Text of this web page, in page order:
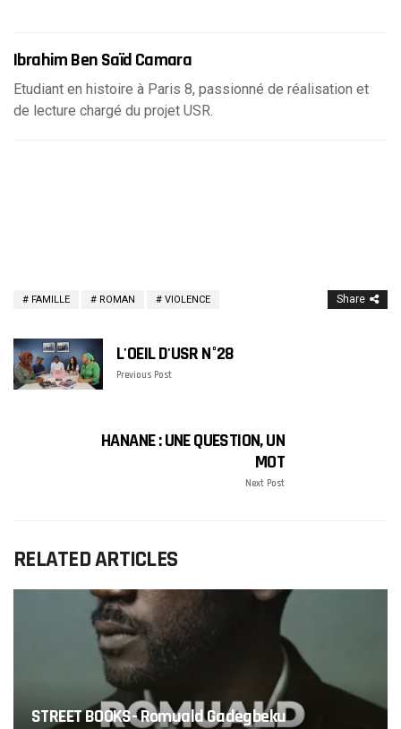
Ibrahim Ben Saïd Camara
Etudiant en histoire à Paris 8, passionné de réalisation et
de lecture chargé du projet USR.
FAMILLE ROMAN VIOLENCE Share
L'OEIL D'USR N°28
Previous Post
HANANE : UNE QUESTION, UN
MOT
Next Post
RELATED ARTICLES
STREET BOOKS- Romuald Gadegbeku